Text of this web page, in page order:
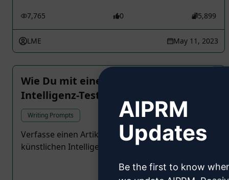
7,765 0 5,899
LME May 11, 2023
Wie Du mit einem künstlichen
Intelligenz-Test bestehen kannst
Writing Prompts
Verfasse einen Artikel mit einem Titel, der einen
künstlichen Intelligenz-Test besteht
AIPRM
Updates
Be the first to know